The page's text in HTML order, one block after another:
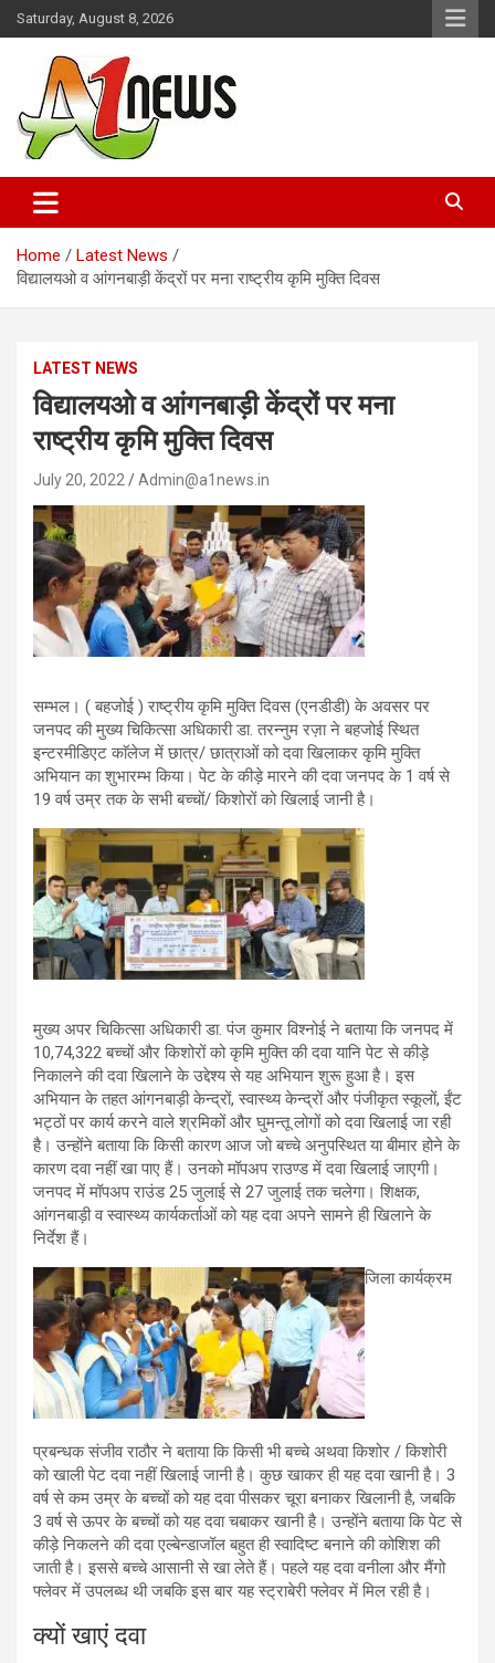
Skip
to
content
Saturday, August 8, 2026
A1news.in
Home
Latest News
विद्यालयओ व आंगनबाड़ी केंद्रों पर मना राष्ट्रीय कृमि मुक्ति दिवस
LATEST NEWS
विद्यालयओ व आंगनबाड़ी केंद्रों पर मना
राष्ट्रीय कृमि मुक्ति दिवस
July 20, 2022 Admin@a1news.in
सम्भल। ( बहजोई ) राष्ट्रीय कृमि मुक्ति दिवस (एनडीडी) के अवसर पर
जनपद की मुख्य चिकित्सा अधिकारी डा. तरन्नुम रज़ा ने बहजोई स्थित
इन्टरमीडिएट काॅलेज में छात्र/ छात्राओं को दवा खिलाकर कृमि मुक्ति
अभियान का शुभारम्भ किया। पेट के कीड़े मारने की दवा जनपद के 1 वर्ष से
19 वर्ष उम्र तक के सभी बच्चों/ किशोरों को खिलाई जानी है।
मुख्य अपर चिकित्सा अधिकारी डा. पंज कुमार विश्नोई ने बताया कि जनपद में
10,74,322 बच्चों और किशोरों को कृमि मुक्ति की दवा यानि पेट से कीड़े
निकालने की दवा खिलाने के उद्देश्य से यह अभियान शुरू हुआ है। इस
अभियान के तहत आंगनबाड़ी केन्द्रों, स्वास्थ्य केन्द्रों और पंजीकृत स्कूलों, ईंट
भट्ठों पर कार्य करने वाले श्रमिकों और घुमन्तू लोगों को दवा खिलाई जा रही
है। उन्होंने बताया कि किसी कारण आज जो बच्चे अनुपस्थित या बीमार होने के
कारण दवा नहीं खा पाए हैं। उनको मॉपअप राउण्ड में दवा खिलाई जाएगी।
जनपद में मॉपअप राउंड 25 जुलाई से 27 जुलाई तक चलेगा। शिक्षक,
आंगनबाड़ी व स्वास्थ्य कार्यकर्ताओं को यह दवा अपने सामने ही खिलाने के
निर्देश हैं।
जिला कार्यक्रम
प्रबन्धक संजीव राठौर ने बताया कि किसी भी बच्चे अथवा किशोर / किशोरी
को खाली पेट दवा नहीं खिलाई जानी है। कुछ खाकर ही यह दवा खानी है। 3
वर्ष से कम उम्र के बच्चों को यह दवा पीसकर चूरा बनाकर खिलानी है, जबकि
3 वर्ष से ऊपर के बच्चों को यह दवा चबाकर खानी है। उन्होंने बताया कि पेट से
कीड़े निकलने की दवा एल्बेन्डाजॉल बहुत ही स्वादिष्ट बनाने की कोशिश की
जाती है। इससे बच्चे आसानी से खा लेते हैं। पहले यह दवा वनीला और मैंगो
फ्लेवर में उपलब्ध थी जबकि इस बार यह स्ट्राबेरी फ्लेवर में मिल रही है।
क्यों खाएं दवा